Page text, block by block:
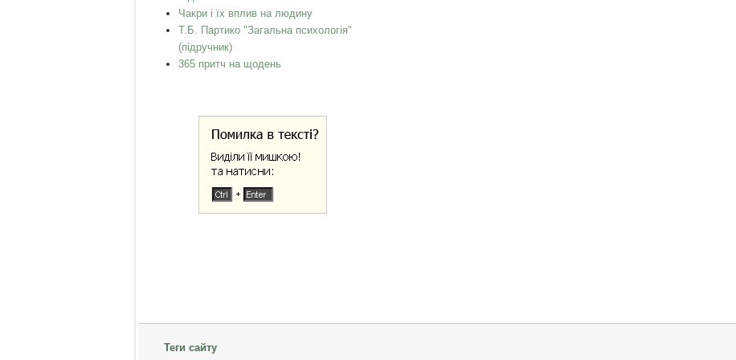
Чакри і їх вплив на людину
Т.Б. Партико "Загальна психологія"
(підручник)
365 притч на щодень
Теги сайту